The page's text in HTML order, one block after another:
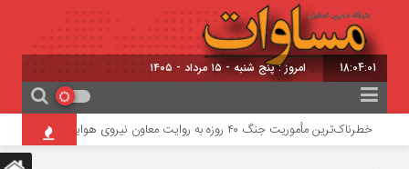
18:04:01 امروز : پنج شنبه - ۱۵ مرداد - ۱۴۰۵
خطرناک‌ترین مأموریت جنگ ۴۰ روزه به روایت معاون نیروی هوایی ارتش